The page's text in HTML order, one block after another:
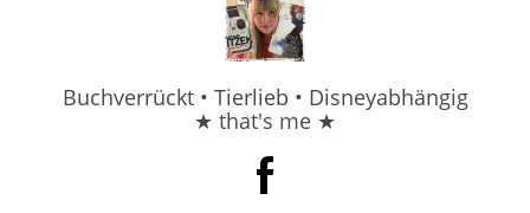
Buchverrückt • Tierlieb • Disneyabhängig
★ that's me ★